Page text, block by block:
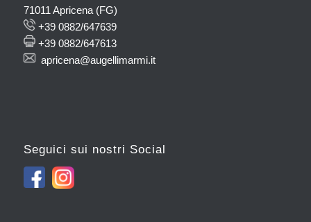
71011 Apricena (FG)
+39 0882/647639
+39 0882/647613
apricena@augellimarmi.it
Seguici sui nostri Social